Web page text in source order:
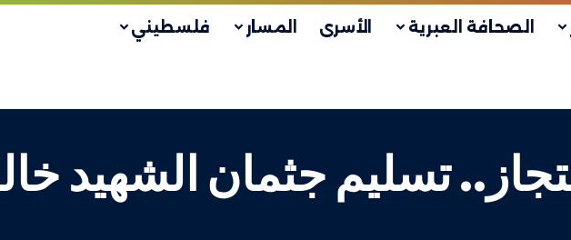
الصحافة العبرية الأسرى المسار فلسطيني
تسليم جثمان الشهيد